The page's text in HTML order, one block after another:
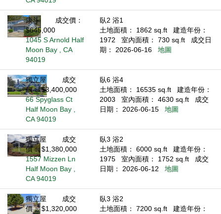
康斗
成交價：
$645,000
1045 S Arnold Half
Moon Bay , CA
94019
臥2 浴1
土地面積： 1862 sq.ft
建造年份：
1972
室內面積： 730 sq.ft
成交日
期： 2026-06-16
地圖
獨立屋
成交
價： $3,400,000
66 Spyglass Ct
Half Moon Bay ,
CA 94019
臥6 浴4
土地面積： 16535 sq.ft
建造年份：
2003
室內面積： 4630 sq.ft
成交
日期： 2026-06-15
地圖
獨立屋
成交
價： $1,380,000
1557 Mizzen Ln
Half Moon Bay ,
CA 94019
臥3 浴2
土地面積： 6000 sq.ft
建造年份：
1975
室內面積： 1752 sq.ft
成交
日期： 2026-06-12
地圖
獨立屋
成交
價： $1,320,000
臥3 浴2
土地面積： 7200 sq.ft
建造年份：